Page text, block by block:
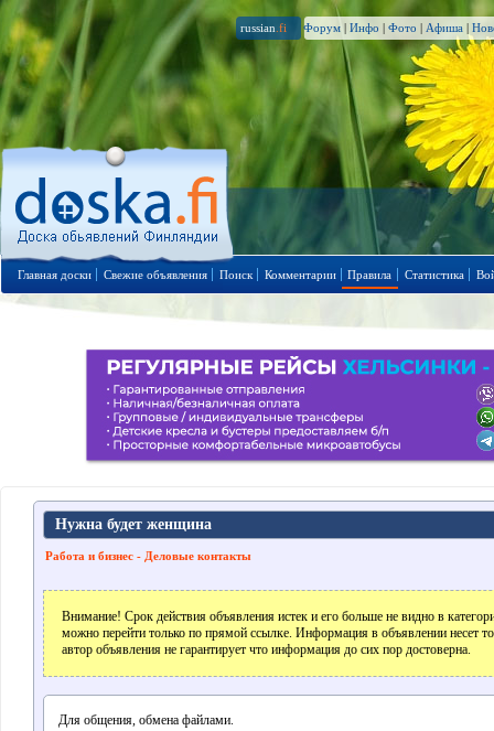
russian .fi Форум | Инфо | Фото | Афиша |
Главная доски Свежие объявления Поиск Комментарии Правила Статистика
Нужна будет женщина
Работа и бизнес - Деловые контакты
Внимание! Срок действия объявления истек и его больше не видно в
можно перейти только по прямой ссылке. Информация в объявлении несет
автор объявления не гарантирует что информация до сих пор достоверна.
Для общения, обмена файлами.